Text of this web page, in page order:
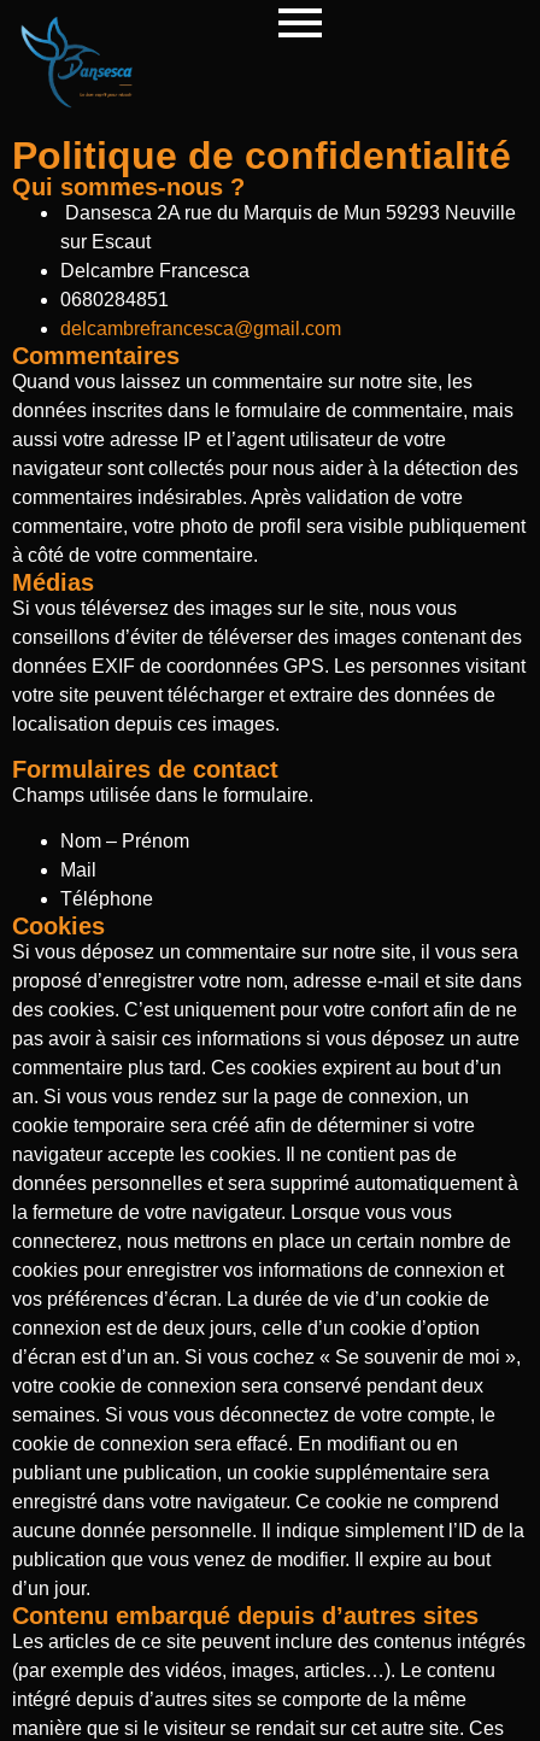
Politique de confidentialité
Qui sommes-nous ?
Dansesca 2A rue du Marquis de Mun 59293 Neuville
sur Escaut
Delcambre Francesca
0680284851
delcambrefrancesca@gmail.com
Commentaires
Quand vous laissez un commentaire sur notre site, les
données inscrites dans le formulaire de commentaire, mais
aussi votre adresse IP et l’agent utilisateur de votre
navigateur sont collectés pour nous aider à la détection des
commentaires indésirables. Après validation de votre
commentaire, votre photo de profil sera visible publiquement
à côté de votre commentaire.
Médias
Si vous téléversez des images sur le site, nous vous
conseillons d’éviter de téléverser des images contenant des
données EXIF de coordonnées GPS. Les personnes visitant
votre site peuvent télécharger et extraire des données de
localisation depuis ces images.
Formulaires de contact
Champs utilisée dans le formulaire.
Nom – Prénom
Mail
Téléphone
Cookies
Si vous déposez un commentaire sur notre site, il vous sera
proposé d’enregistrer votre nom, adresse e-mail et site dans
des cookies. C’est uniquement pour votre confort afin de ne
pas avoir à saisir ces informations si vous déposez un autre
commentaire plus tard. Ces cookies expirent au bout d’un
an. Si vous vous rendez sur la page de connexion, un
cookie temporaire sera créé afin de déterminer si votre
navigateur accepte les cookies. Il ne contient pas de
données personnelles et sera supprimé automatiquement à
la fermeture de votre navigateur. Lorsque vous vous
connecterez, nous mettrons en place un certain nombre de
cookies pour enregistrer vos informations de connexion et
vos préférences d’écran. La durée de vie d’un cookie de
connexion est de deux jours, celle d’un cookie d’option
d’écran est d’un an. Si vous cochez « Se souvenir de moi »,
votre cookie de connexion sera conservé pendant deux
semaines. Si vous vous déconnectez de votre compte, le
cookie de connexion sera effacé. En modifiant ou en
publiant une publication, un cookie supplémentaire sera
enregistré dans votre navigateur. Ce cookie ne comprend
aucune donnée personnelle. Il indique simplement l’ID de la
publication que vous venez de modifier. Il expire au bout
d’un jour.
Contenu embarqué depuis d’autres sites
Les articles de ce site peuvent inclure des contenus intégrés
(par exemple des vidéos, images, articles…). Le contenu
intégré depuis d’autres sites se comporte de la même
manière que si le visiteur se rendait sur cet autre site. Ces